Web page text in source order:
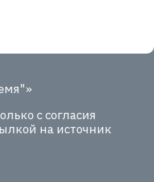
с согласия
на источник